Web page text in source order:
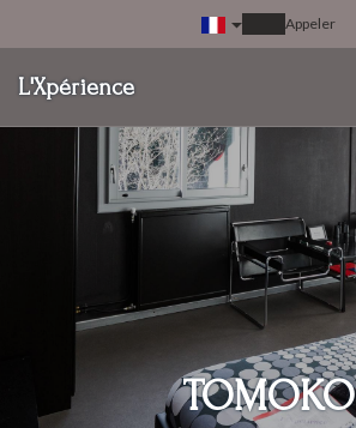
Appeler
L'Xpérience
TOMOKO